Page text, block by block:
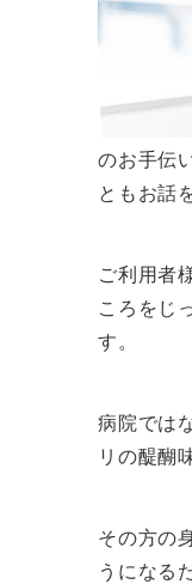
のお手伝
ともお話
ご利用者
ころをじ
す。
病院では
リの醍醐
その方の
うになる